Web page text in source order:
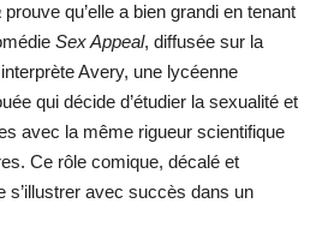
prouve qu’elle a bien grandi en tenant
Sex Appeal, diffusée sur la
Avery, une lycéenne
qui décide d’étudier la sexualité et
avec la même rigueur scientifique
Ce rôle comique, décalé et
s’illustrer avec succès dans un